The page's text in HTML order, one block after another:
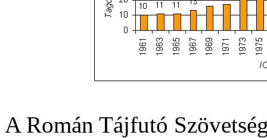
A Román Tájfutó